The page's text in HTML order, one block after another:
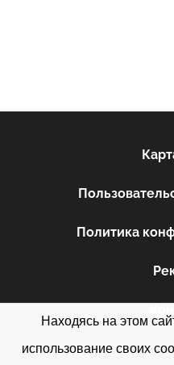
Политика
WordPress Theme:
Находясь на этом
использование своих